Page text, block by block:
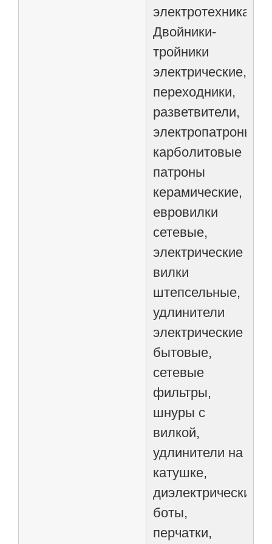
электротехника
Двойники-
тройники
электрические,
переходники,
разветвители,
электропатроны
карболитовые
патроны
керамические,
евровилки
сетевые,
электрические
вилки
штепсельные,
удлинители
электрические
бытовые,
сетевые
фильтры,
шнуры с
вилкой,
удлинители на
катушке,
диэлектрические
боты,
перчатки,